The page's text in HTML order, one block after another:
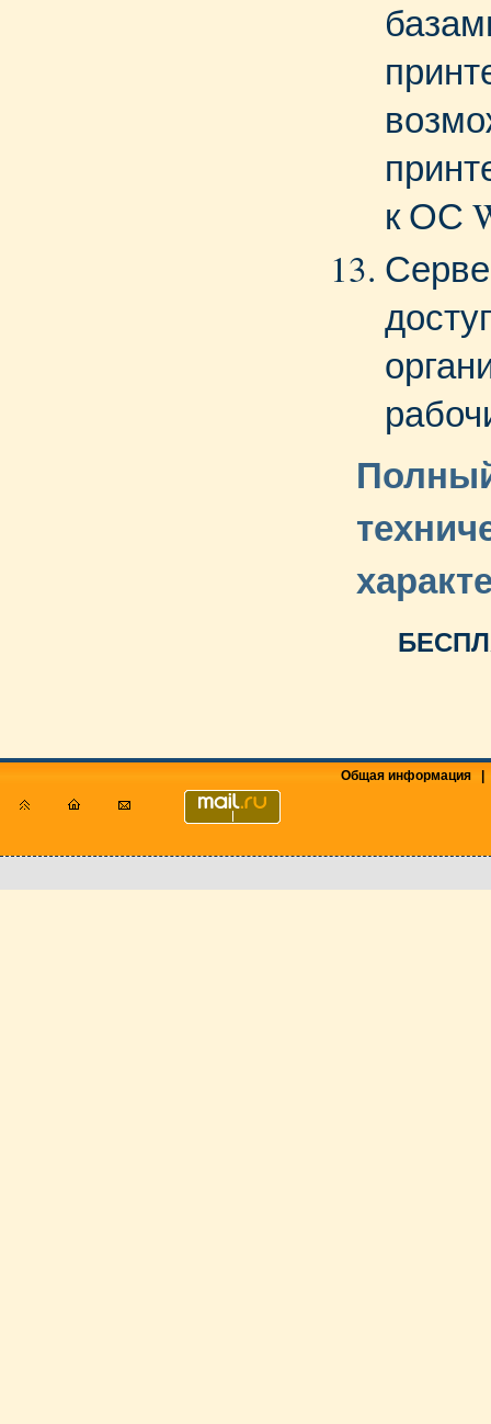
к ОС
Общая информация